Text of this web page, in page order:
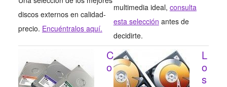
discos externos en calidad-
precio. Encuéntralos aquí.
multimedia ideal, consulta
esta selección antes de
decidirte.
C
o
L
o
s